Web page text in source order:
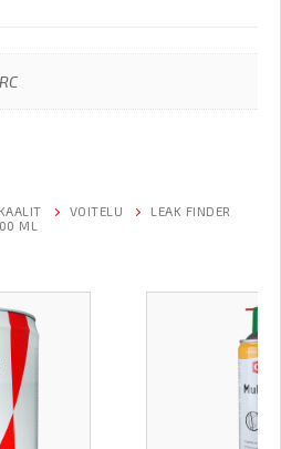
VOITELU
LEAK FINDER
ML